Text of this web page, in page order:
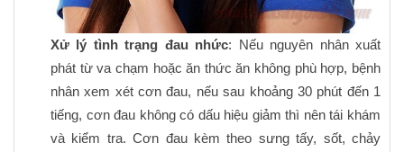
Xử lý tình trạng đau nhức: Nếu nguyên nhân xuất
phát từ va chạm hoặc ăn thức ăn không phù hợp, bệnh
nhân xem xét cơn đau, nếu sau khoảng 30 phút đến 1
tiếng, cơn đau không có dấu hiệu giảm thì nên tái khám
và kiểm tra. Cơn đau kèm theo sưng tấy, sốt, chảy